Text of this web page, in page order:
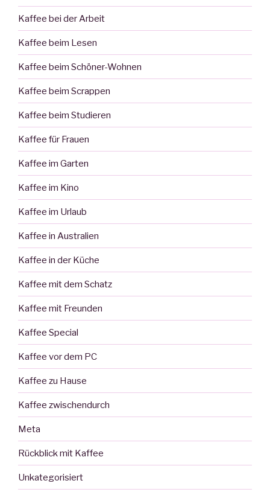
Kaffee bei der Arbeit
Kaffee beim Lesen
Kaffee beim Schöner-Wohnen
Kaffee beim Scrappen
Kaffee beim Studieren
Kaffee für Frauen
Kaffee im Garten
Kaffee im Kino
Kaffee im Urlaub
Kaffee in Australien
Kaffee in der Küche
Kaffee mit dem Schatz
Kaffee mit Freunden
Kaffee Special
Kaffee vor dem PC
Kaffee zu Hause
Kaffee zwischendurch
Meta
Rückblick mit Kaffee
Unkategorisiert